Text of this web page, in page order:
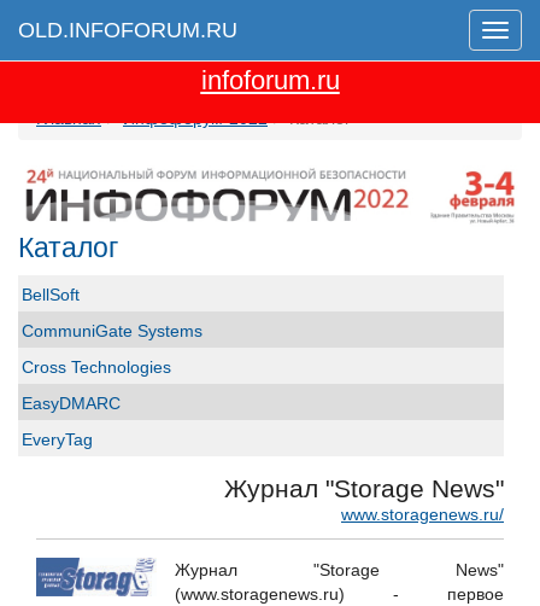
Меню
OLD.INFOFORUM.RU
Перейти на новую версию сайта
infoforum.ru
Каталог
BellSoft
CommuniGate Systems
Cross Technologies
EasyDMARC
EveryTag
Huawei
Журнал "Storage News"
www.storagenews.ru/
Журнал "Storage News"
(www.storagenews.ru) - первое